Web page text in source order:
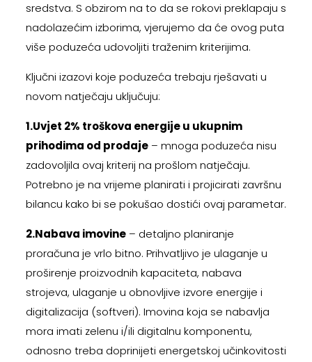
sredstva. S obzirom na to da se rokovi preklapaju s
nadolazećim izborima, vjerujemo da će ovog puta
više poduzeća udovoljiti traženim kriterijima.
Ključni izazovi koje poduzeća trebaju rješavati u
novom natječaju uključuju:
1.Uvjet 2% troškova energije u ukupnim
prihodima od prodaje– mnoga poduzeća nisu
zadovoljila ovaj kriterij na prošlom natječaju.
Potrebno je na vrijeme planirati i projicirati završnu
bilancu kako bi se pokušao dostići ovaj parametar.
2.Nabava imovine– detaljno planiranje
proračuna je vrlo bitno. Prihvatljivo je ulaganje u
proširenje proizvodnih kapaciteta, nabava
strojeva, ulaganje u obnovljive izvore energije i
digitalizacija (softveri). Imovina koja se nabavlja
mora imati zelenu i/ili digitalnu komponentu,
odnosno treba doprinijeti energetskoj učinkovitosti